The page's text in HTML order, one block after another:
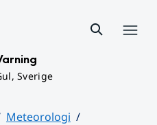
Sverige
Meteorologi